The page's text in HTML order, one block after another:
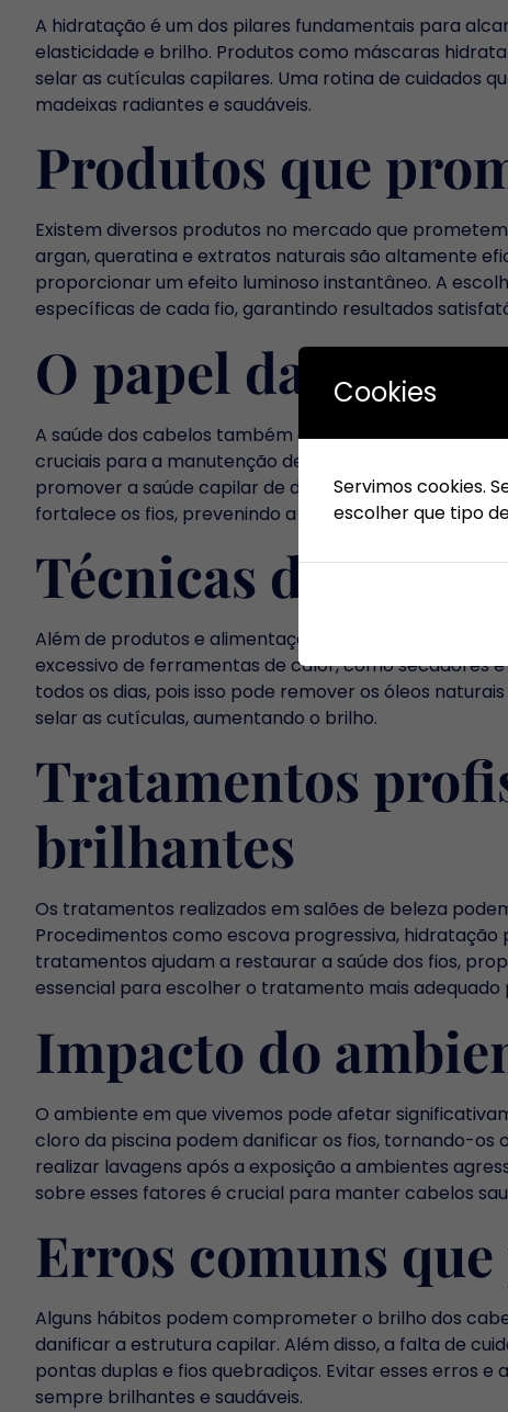
A hidratação é um dos pilares fundamentais para
elasticidade e brilho. Produtos como máscaras
selar as cutículas capilares. Uma rotina de cuidados
madeixas radiantes e saudáveis.
Produtos que
Existem diversos produtos no mercado que
argan, queratina e extratos naturais são altamente
proporcionar um efeito luminoso instantâneo. A
específicas de cada fio, garantindo resultados
O papel da
A saúde dos cabelos também está intimamente
cruciais para a manutenção de cabelos brilhantes.
promover a saúde capilar de dentro para fora. Uma
fortalece os fios, prevenindo a quebra e o
Técnicas de
Além de produtos e alimentação, as técnicas de
excessivo de ferramentas de calor, como secadores
todos os dias, pois isso pode remover os óleos
selar as cutículas, aumentando o brilho.
Tratamentos
brilhantes
Os tratamentos realizados em salões de beleza
Procedimentos como escova progressiva,
tratamentos ajudam a restaurar a saúde dos fios,
essencial para escolher o tratamento mais
Impacto do
O ambiente em que vivemos pode afetar
cloro da piscina podem danificar os fios, tornando-os
realizar lavagens após a exposição a ambientes
sobre esses fatores é crucial para manter cabelos
Erros comuns
Alguns hábitos podem comprometer o brilho dos
danificar a estrutura capilar. Além disso, a falta de
pontas duplas e fios quebradiços. Evitar esses erros
sempre brilhantes e saudáveis.
Cookies
Servimos cookies.
escolher que tipo